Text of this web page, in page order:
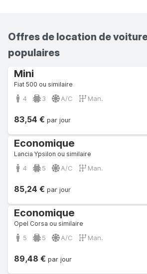
Offres de location de
populaires
Mini
Fiat 500 ou similaire
4 3 A/C Man.
83,54 € par jour
Economique
Lancia Ypsilon ou similaire
4 5 A/C Man.
85,24 € par jour
Economique
Opel Corsa ou similaire
5 5 A/C Man.
89,48 € par jour